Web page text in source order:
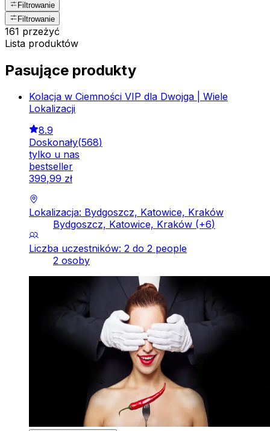
Filtrowanie
Filtrowanie
161 przeżyć
Lista produktów
Pasujące produkty
Kolacja w Ciemności VIP dla Dwojga | Wiele
Lokalizacji
8.9
Doskonały(568)
tylko u nas
bestseller
399,99 zł
Lokalizacja: Bydgoszcz, Katowice, Kraków
Bydgoszcz, Katowice, Kraków (+6)
Liczba uczestników: 2 do 2 people
2 osoby